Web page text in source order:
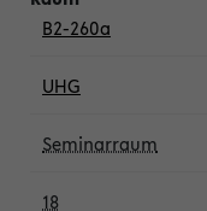
B2-260a
UHG
Seminarraum
18